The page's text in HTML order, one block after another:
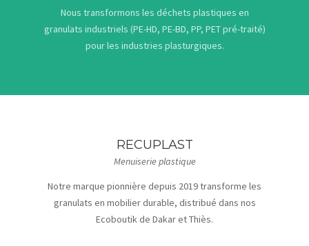
Nous transformons les déchets plastiques en
granulats industriels (PE-HD, PE-BD, PP, PET pré-traité)
pour les industries plasturgiques.
RECUPLAST
Menuiserie plastique
Notre marque pionnière depuis 2019 transforme les
granulats en mobilier durable, distribué dans nos
Ecoboutik de Dakar et Thiès.